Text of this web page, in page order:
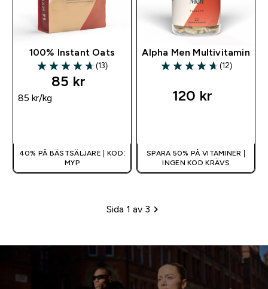
100% Instant Oats
4.69 out of 5 stars
(13)
85 kr‎
85 kr‎/kg
40% PÅ BÄSTSÄLJARE | KOD:
MYP
Alpha Men Multivitamin
4.67 out of 5 stars
(12)
120 kr‎
SPARA 50% PÅ VITAMINER |
INGEN KOD KRÄVS
Sidhänvisning
Sida 1 av 3